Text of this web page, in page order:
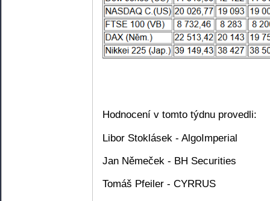
Hodnocení v tomto týdnu provedli:
Libor Stoklásek - AlgoImperial
Jan Němeček - BH Securities
Tomáš Pfeiler - CYRRUS